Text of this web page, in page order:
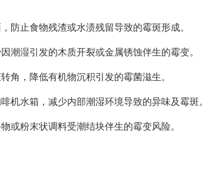
防止食物残渣或水渍残留导致的霉斑形成。
潮湿引发的木质开裂或金属锈蚀伴生的霉变。
角，降低有机物沉积引发的霉菌滋生。
机水箱，减少内部潮湿环境导致的异味及霉斑。
或粉末状调料受潮结块伴生的霉变风险。